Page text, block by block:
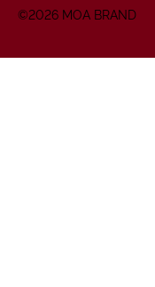
©2026 MOA BRAND